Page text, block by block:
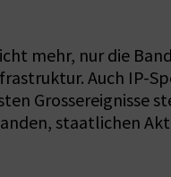
mehr, nur die
Auch IP-
Grossereignisse
staatlichen